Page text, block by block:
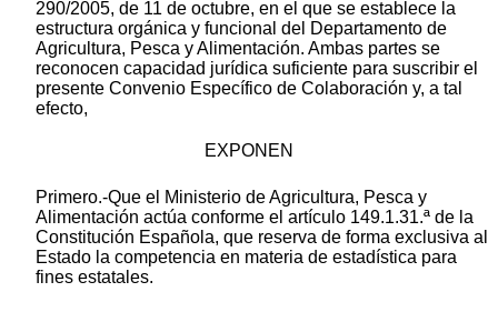
290/2005, de 11 de octubre, en el que se establece la
estructura orgánica y funcional del Departamento de
Agricultura, Pesca y Alimentación. Ambas partes se
reconocen capacidad jurídica suficiente para suscribir el
presente Convenio Específico de Colaboración y, a tal
efecto,
EXPONEN
Primero.-Que el Ministerio de Agricultura, Pesca y
Alimentación actúa conforme el artículo 149.1.31.ª de la
Constitución Española, que reserva de forma exclusiva al
Estado la competencia en materia de estadística para
fines estatales.